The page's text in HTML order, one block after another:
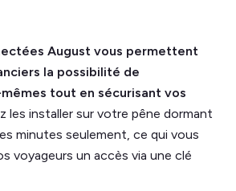
August vous permettent
la possibilité de
tout en sécurisant vos
les installer sur votre pêne dormant
minutes seulement, ce qui vous
voyageurs un accès via une clé